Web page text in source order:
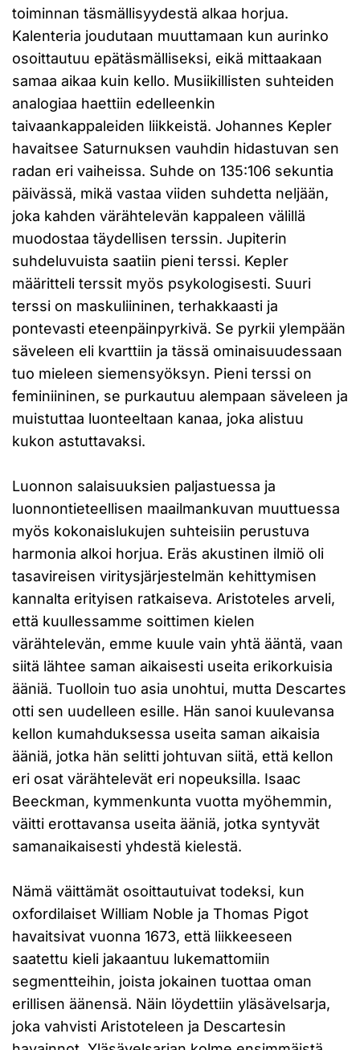
toiminnan täsmällisyydestä alkaa horjua.
Kalenteria joudutaan muuttamaan kun aurinko
osoittautuu epätäsmälliseksi, eikä mittaakaan
samaa aikaa kuin kello. Musiikillisten suhteiden
analogiaa haettiin edelleenkin
taivaankappaleiden liikkeistä. Johannes Kepler
havaitsee Saturnuksen vauhdin hidastuvan sen
radan eri vaiheissa. Suhde on 135:106 sekuntia
päivässä, mikä vastaa viiden suhdetta neljään,
joka kahden värähtelevän kappaleen välillä
muodostaa täydellisen terssin. Jupiterin
suhdeluvuista saatiin pieni terssi. Kepler
määritteli terssit myös psykologisesti. Suuri
terssi on maskuliininen, terhakkaasti ja
pontevasti eteenpäinpyrkivä. Se pyrkii ylempään
säveleen eli kvarttiin ja tässä ominaisuudessaan
tuo mieleen siemensyöksyn. Pieni terssi on
feminiininen, se purkautuu alempaan säveleen ja
muistuttaa luonteeltaan kanaa, joka alistuu
kukon astuttavaksi.
Luonnon salaisuuksien paljastuessa ja
luonnontieteellisen maailmankuvan muuttuessa
myös kokonaislukujen suhteisiin perustuva
harmonia alkoi horjua. Eräs akustinen ilmiö oli
tasavireisen viritysjärjestelmän kehittymisen
kannalta erityisen ratkaiseva. Aristoteles arveli,
että kuullessamme soittimen kielen
värähtelevän, emme kuule vain yhtä ääntä, vaan
siitä lähtee saman aikaisesti useita erikorkuisia
ääniä. Tuolloin tuo asia unohtui, mutta Descartes
otti sen uudelleen esille. Hän sanoi kuulevansa
kellon kumahduksessa useita saman aikaisia
ääniä, jotka hän selitti johtuvan siitä, että kellon
eri osat värähtelevät eri nopeuksilla. Isaac
Beeckman, kymmenkunta vuotta myöhemmin,
väitti erottavansa useita ääniä, jotka syntyvät
samanaikaisesti yhdestä kielestä.
Nämä väittämät osoittautuivat todeksi, kun
oxfordilaiset William Noble ja Thomas Pigot
havaitsivat vuonna 1673, että liikkeeseen
saatettu kieli jakaantuu lukemattomiin
segmentteihin, joista jokainen tuottaa oman
erillisen äänensä. Näin löydettiin yläsävelsarja,
joka vahvisti Aristoteleen ja Descartesin